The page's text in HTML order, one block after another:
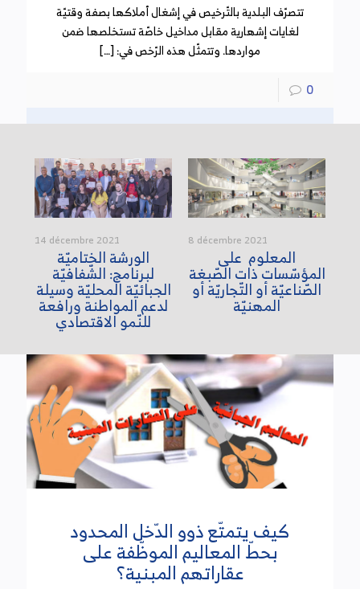
تتصرّف البلدية بالتّرخيص في إشغال أملاكها بصفة وقتيّة
لغايات إشهارية مقابل مداخيل خاصّة تستخلصها ضمن
مواردها. وتتمثّل هذه الرّخص في: […]
0
14 décembre 2021
الورشة الختاميّة
لبرنامج: الشّفافيّة
الجبائيّة المحليّة وسيلة
لدعم المواطنة ورافعة
للنّمو الاقتصادي
8 décembre 2021
المعلوم على
المؤسّسات ذات الصّبغة
الصّناعيّة أو التّجاريّة أو
المهنيّة
كيف يتمتّع ذوو الدّخل المحدود
بحطّ المعاليم الموظّفة على
عقاراتهم المبنية؟